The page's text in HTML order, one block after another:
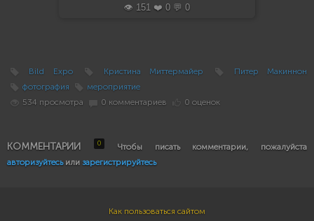
👁️ 151 ❤️ 0 💬 0
Bild Expo Кристина Миттермайер
Питер Макиннон
фотография
мероприятие
534 просмотра
0 комментариев 0 оценок
КОММЕНТАРИИ 0
Чтобы писать комментарии, пожалуйста
авторизуйтесьили зарегистрируйтесь
Как пользоваться сайтом